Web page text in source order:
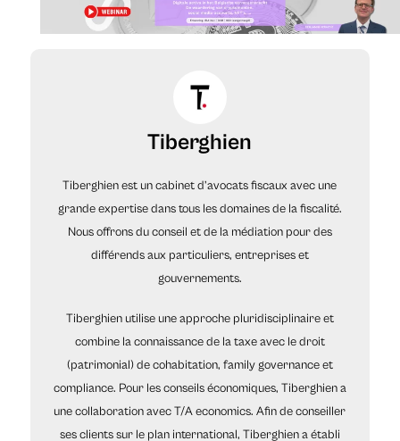
Tiberghien
Tiberghien est un cabinet d’avocats fiscaux avec une
grande expertise dans tous les domaines de la fiscalité.
Nous offrons du conseil et de la médiation pour des
différends aux particuliers, entreprises et
gouvernements.
Tiberghien utilise une approche pluridisciplinaire et
combine la connaissance de la taxe avec le droit
(patrimonial) de cohabitation, family governance et
compliance. Pour les conseils économiques, Tiberghien a
une collaboration avec T/A economics. Afin de conseiller
ses clients sur le plan international, Tiberghien a établi